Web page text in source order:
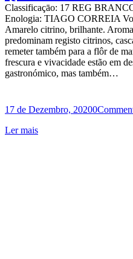
Classificaçāo: 17 REG
Enologia: TIAGO CORREIA
Amarelo citrino, brilhante.
predominam registo citrinos,
remeter também para a flôr de
frescura e vivacidade estão em
gastronómico, mas também…
17 de Dezembro, 20200
Ler mais